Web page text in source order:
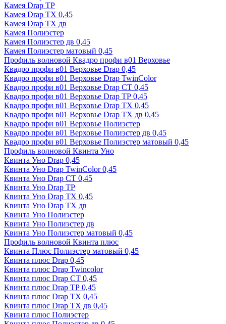
Камея Drap ТР
Камея Drap ТХ 0,45
Камея Drap ТХ дв
Камея Полиэстер
Камея Полиэстер дв 0,45
Камея Полиэстер матовый 0,45
Профиль волновой Квадро профи в01 Верховье
Квадро профи в01 Верховье Drap 0,45
Квадро профи в01 Верховье Drap TwinColor
Квадро профи в01 Верховье Drap СТ 0,45
Квадро профи в01 Верховье Drap ТР 0,45
Квадро профи в01 Верховье Drap ТХ 0,45
Квадро профи в01 Верховье Drap ТХ дв 0,45
Квадро профи в01 Верховье Полиэстер
Квадро профи в01 Верховье Полиэстер дв 0,45
Квадро профи в01 Верховье Полиэстер матовый 0,45
Профиль волновой Квинта Уно
Квинта Уно Drap 0,45
Квинта Уно Drap TwinColor 0,45
Квинта Уно Drap СТ 0,45
Квинта Уно Drap ТР
Квинта Уно Drap ТХ 0,45
Квинта Уно Drap ТХ дв
Квинта Уно Полиэстер
Квинта Уно Полиэстер дв
Квинта Уно Полиэстер матовый 0,45
Профиль волновой Квинта плюс
Квинта Плюс Полиэстер матовый 0,45
Квинта плюс Drap 0,45
Квинта плюс Drap Twincolor
Квинта плюс Drap СТ 0,45
Квинта плюс Drap ТР 0,45
Квинта плюс Drap ТХ 0,45
Квинта плюс Drap ТХ дв 0,45
Квинта плюс Полиэстер